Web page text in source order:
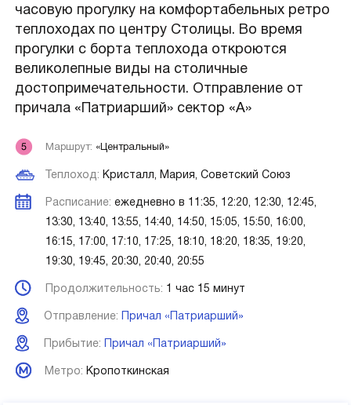
часовую прогулку на комфортабельных ретро
теплоходах по центру Столицы. Во время
прогулки с борта теплохода откроются
великолепные виды на столичные
достопримечательности. Отправление от
причала «Патриарший» сектор «A»
Маршрут: «Центральный»
Теплоход: Кристалл, Мария, Советский Союз
Расписание: ежедневно в 11:35, 12:20, 12:30, 12:45,
13:30, 13:40, 13:55, 14:40, 14:50, 15:05, 15:50, 16:00,
16:15, 17:00, 17:10, 17:25, 18:10, 18:20, 18:35, 19:20,
19:30, 19:45, 20:30, 20:40, 20:55
Продолжительность: 1 час 15 минут
Отправление: Причал «Патриарший»
Прибытие: Причал «Патриарший»
Метро: Кропоткинская